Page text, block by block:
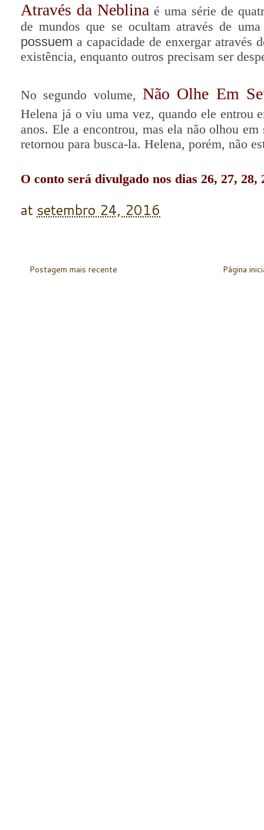
Através da Neblina é uma série de
de mundos que se ocultam através de
possuem a capacidade de enxergar através
existência, enquanto outros precisam ser
No segundo volume, Não Olhe Em
Helena já o viu uma vez, quando ele entrou
anos. Ele a encontrou, mas ela não olhou em
retornou para busca-la. Helena, porém, não
O conto será divulgado nos dias 26, 27, 28,
at setembro 24, 2016
Postagem mais recente Página